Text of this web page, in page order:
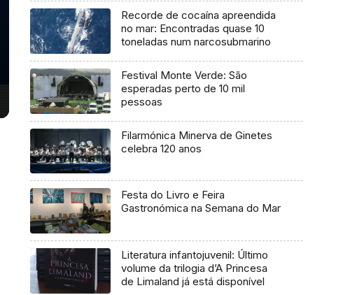
Recorde de cocaína apreendida
no mar: Encontradas quase 10
toneladas num narcosubmarino
Festival Monte Verde: São
esperadas perto de 10 mil
pessoas
Filarmónica Minerva de Ginetes
celebra 120 anos
Festa do Livro e Feira
Gastronómica na Semana do Mar
Literatura infantojuvenil: Último
volume da trilogia d’A Princesa
de Limaland já está disponível